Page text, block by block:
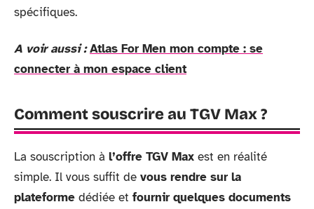
spécifiques.
A voir aussi : Atlas For Men mon compte : se
connecter à mon espace client
Comment souscrire au TGV Max ?
La souscription à l’offre TGV Max est en réalité
simple. Il vous suffit de vous rendre sur la
plateforme dédiée et fournir quelques documents